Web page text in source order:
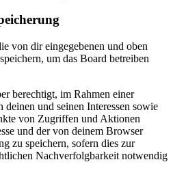
von dir eingegebenen und oben
um das Board betreiben
berechtigt, im Rahmen einer
deinen und seinen Interessen sowie
von Zugriffen und Aktionen
und der von deinem Browser
zu speichern, sofern dies zur
Nachverfolgbarkeit notwendig